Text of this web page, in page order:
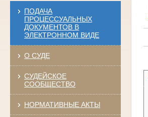
ПОДАЧА
ПРОЦЕССУАЛЬНЫХ
ДОКУМЕНТОВ В
ЭЛЕКТРОННОМ ВИДЕ
О СУДЕ
СУДЕЙСКОЕ
СООБЩЕСТВО
НОРМАТИВНЫЕ АКТЫ